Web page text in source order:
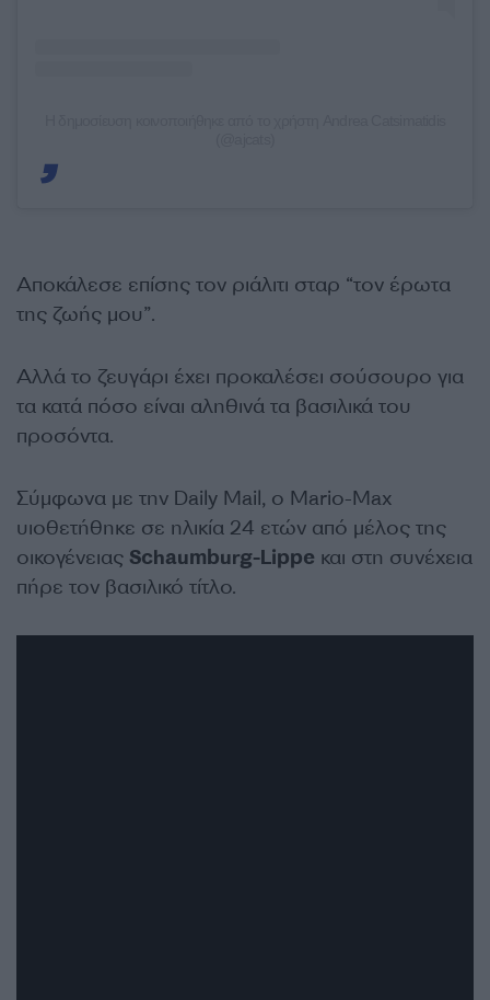
Αποκάλεσε επίσης τον ριάλιτι σταρ “τον έρωτα
της ζωής μου”.
Αλλά το ζευγάρι έχει προκαλέσει σούσουρο για
τα κατά πόσο είναι αληθινά τα βασιλικά του
προσόντα.
Σύμφωνα με την Daily Mail, ο Mario-Max
υιοθετήθηκε σε ηλικία 24 ετών από μέλος της
οικογένειας Schaumburg-Lippe και στη συνέχεια
πήρε τον βασιλικό τίτλο.